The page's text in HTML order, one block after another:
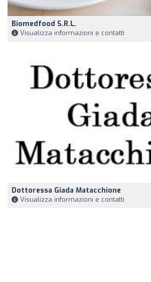
Biomedfood S.r.l.
Visualizza informazioni e contatti
Dottoressa Giada Matacchione
Visualizza informazioni e contatti